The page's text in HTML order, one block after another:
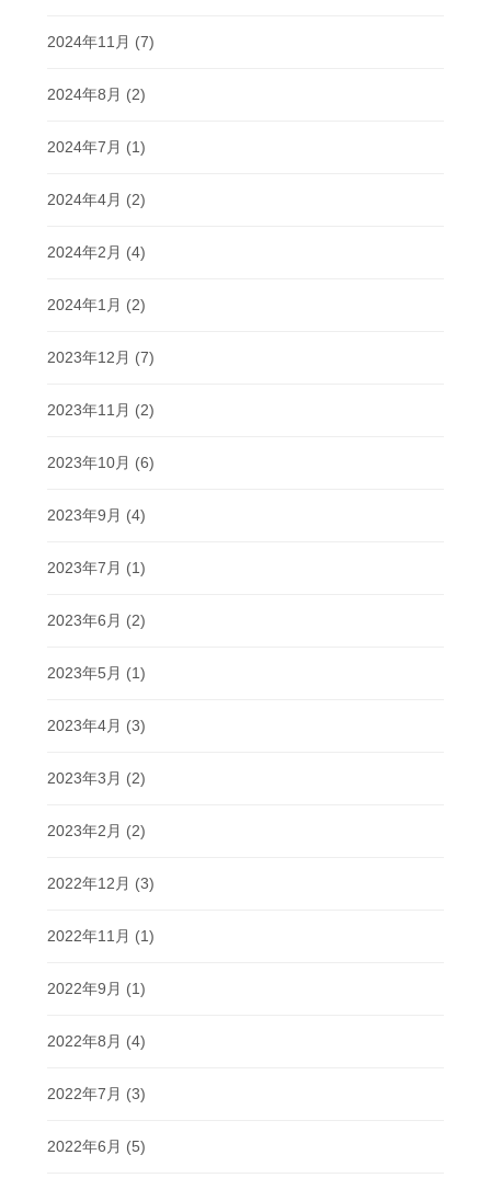
2024年11月 (7)
2024年8月 (2)
2024年7月 (1)
2024年4月 (2)
2024年2月 (4)
2024年1月 (2)
2023年12月 (7)
2023年11月 (2)
2023年10月 (6)
2023年9月 (4)
2023年7月 (1)
2023年6月 (2)
2023年5月 (1)
2023年4月 (3)
2023年3月 (2)
2023年2月 (2)
2022年12月 (3)
2022年11月 (1)
2022年9月 (1)
2022年8月 (4)
2022年7月 (3)
2022年6月 (5)